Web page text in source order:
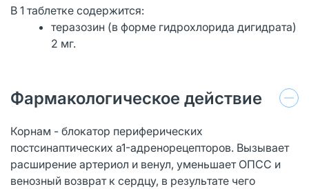
В 1 таблетке содержится:
теразозин (в форме гидрохлорида дигидрата)
2 мг.
Фармакологическое действие
Корнам - блокатор периферических
постсинаптических a1-адренорецепторов. Вызывает
расширение артериол и венул, уменьшает ОПСС и
венозный возврат к сердцу, в результате чего